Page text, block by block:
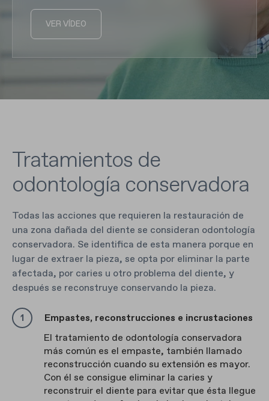
VER VÍDEO
Tratamientos de
odontología conservadora
Todas las acciones que requieren la restauración de
una zona dañada del diente se consideran odontología
conservadora. Se identifica de esta manera porque en
lugar de extraer la pieza, se opta por eliminar la parte
afectada, por caries u otro problema del diente, y
después se reconstruye conservando la pieza.
Empastes, reconstrucciones e incrustaciones
El tratamiento de odontología conservadora
más común es el empaste, también llamado
reconstrucción cuando su extensión es mayor.
Con él se consigue eliminar la caries y
reconstruir el diente para evitar que ésta llegue